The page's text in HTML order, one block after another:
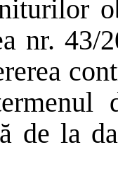
nr. 43/
de la